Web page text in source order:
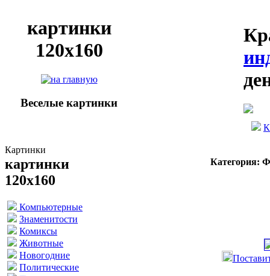
картинки
120х160
Веселые картинки
Картинки
картинки
120х160
Компьютерные
Знаменитости
Комиксы
Животные
Новогодние
Политические
Категория: